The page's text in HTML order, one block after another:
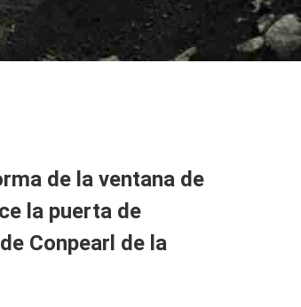
de la ventana de
la puerta de
Conpearl de la